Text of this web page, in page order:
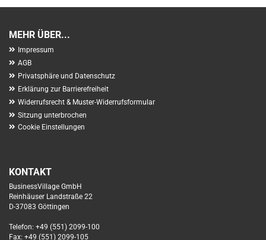
MEHR ÜBER...
Impressum
AGB
Privatsphäre und Datenschutz
Erklärung zur Barrierefreiheit
Widerrufsrecht & Muster-Widerrufsformular
Sitzung unterbrochen
Cookie Einstellungen
KONTAKT
BusinessVillage GmbH
Reinhäuser Landstraße 22
D-37083 Göttingen
Telefon: +49 (551) 2099-100
Fax: +49 (551) 2099-105